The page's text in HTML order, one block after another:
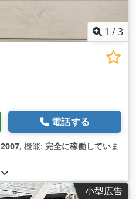
1 /3
電話する
2007, 機能: 完全に稼働していま
小型広告